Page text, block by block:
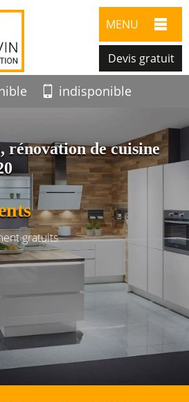
MENU
Devis gratuit
indisponible
rénovation de cuisine
gratuits